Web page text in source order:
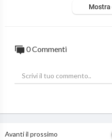
ealmente un ottimo punto di
Sia che si presentino sintomi
NDAMENTALE per inquadrare
#insonnia #sonno
Mostra
0 Commenti
Avanti il prossimo